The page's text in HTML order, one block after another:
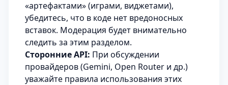
«артефактами» (играми, виджетами),
убедитесь, что в коде нет вредоносных
вставок. Модерация будет внимательно
следить за этим разделом.
Сторонние API: При обсуждении
провайдеров (Gemini, Open Router и др.)
уважайте правила использования этих